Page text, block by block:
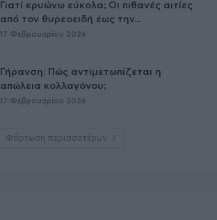
Γιατί κρυώνω εύκολα; Οι πιθανές αιτίες
από τον θυρεοειδή έως την...
17 Φεβρουαρίου 2026
Γήρανση: Πώς αντιμετωπίζεται η
απώλεια κολλαγόνου;
17 Φεβρουαρίου 2026
Φόρτωση περισσοτέρων